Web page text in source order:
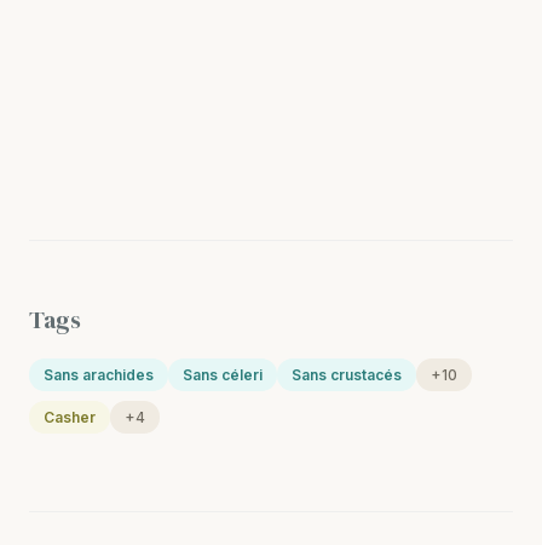
Tags
Sans arachides Sans céleri Sans crustacés +10
Casher +4